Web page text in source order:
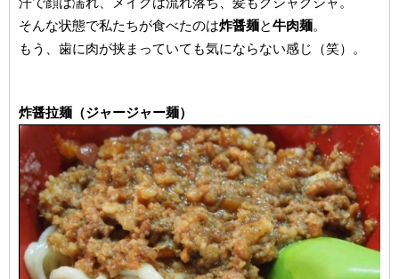
そんな状態で私たちが食べたのは炸醤麺と牛肉麺。
もう、歯に肉が挟まっていても気にならない感じ（笑）。
炸醤拉麺（ジャージャー麺）